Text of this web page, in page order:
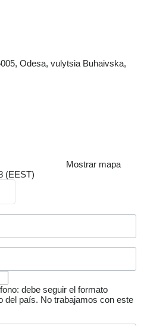
Odesa, vulytsia Buhaivska,
Mostrar mapa
(EEST)
debe seguir el formato
del país. No trabajamos con este